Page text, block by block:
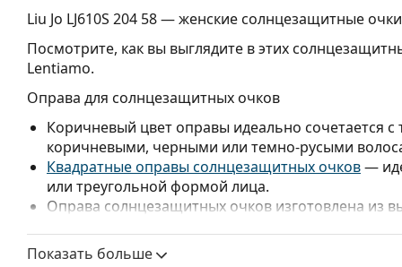
Liu Jo LJ610S 204 58— женские солнцезащитные
Посмотрите, как вы выглядите в этих
Lentiamo.
Оправа для солнцезащитных очков
Коричневый цвет оправы идеально сочетается
коричневыми, черными или темно-русыми
Квадратные оправы солнцезащитных очков—
или треугольной формой лица.
Оправа солнцезащитных очков изготовлена из
Линзы для солнцезащитных очков
Показать больше